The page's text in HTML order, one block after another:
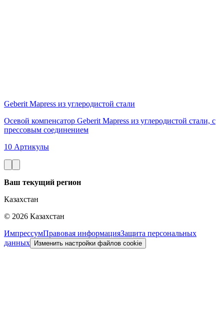
Geberit Mapress из углеродистой стали
Осевой компенсатор Geberit Mapress из углеродистой стали, с
прессовым соединением
10 Артикулы
Ваш текущий регион
Казахстан
© 2026 Казахстан
ИмпрессумПравовая информацияЗащита персональных
данных
Изменить настройки файлов cookie